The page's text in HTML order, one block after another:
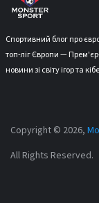
Спортивний блог про
топ-ліг Європи —
новини зі світу ігор та
Copyright © 2026,
All Rights Reserved.